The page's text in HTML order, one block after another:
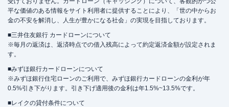
平な価値のある情報をサイト利用者に提供することにより、「世の中からお
金の不安を解消し、人生が豊かになる社会」の実現を目指しております。
■三井住友銀行 カードローンについて
※毎月の返済は、返済時点での借入残高によって約定返済金額が設定されま
す。
■みずほ銀行カードローンについて
※みずほ銀行住宅ローンのご利用で、みずほ銀行カードローンの金利が年
0.5%引き下がります。引き下げ適用後の金利は年1.5%~13.5%です。
■レイクの貸付条件について